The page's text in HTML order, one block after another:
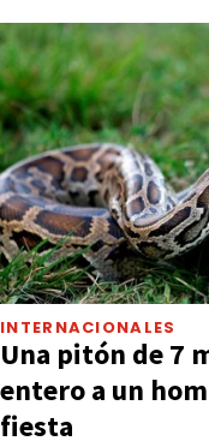
INTERNACIONALES
Una pitón de 7
entero a un
fiesta